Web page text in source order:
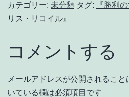
カテゴリー: 未分類 タグ:
『勝利
リス・リコイル』
コメントする
メールアドレスが公開されること
いている欄は必須項目です